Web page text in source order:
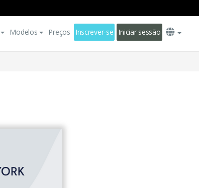
Modelos Preços Inscrever-se Iniciar sessão